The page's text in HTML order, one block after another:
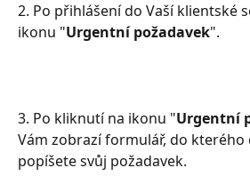
2. Po přihlášení do Vaší klientské
ikonu "Urgentní požadavek".
3. Po kliknutí na ikonu "Urgentní
Vám zobrazí formulář, do kterého
popíšete svůj požadavek.